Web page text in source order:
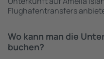
Flughafentransfers
Wo kann man die
buchen?